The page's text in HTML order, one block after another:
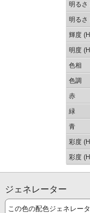
明るさ
明るさ
輝度
明度
色相
色調
赤
緑
青
彩度
彩度
ジェネレーター
この色の配色ジェネレー